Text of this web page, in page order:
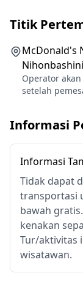
・Nihonbashi
Kita akan
sudah lama
ukiyo-e, toko
Mitsukoshi
◆Info
・Tidak dapat
・Dekat
・Anak-anak
・Jumlah
berjalan yang
・Tur/
Titik
McDonald's
Operator
setelah
Informasi
Informasi
Tidak dapat
transportasi
bawah
kenakan
Tur/aktivitas
wisatawan.